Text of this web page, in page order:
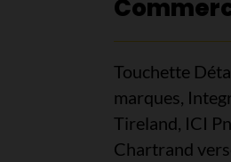
Touchette
marques,
Tireland, ICI
Chartrand